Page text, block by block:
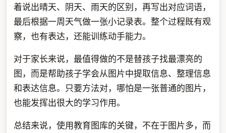
着说出晴天、阴天、雨天的区别，再写出对应词语，
最后根据一周天气做一张小记录表。整个过程既有观
察，也有表达，还能训练动手能力。
对于家长来说，最值得做的不是替孩子找最漂亮的
图，而是帮助孩子学会从图片中提取信息、整理信息
和表达信息。只要方法对，哪怕是一张普通的图片，
也能发挥出很大的学习作用。
总结来说，使用教育图库的关键，不在于图片多，而